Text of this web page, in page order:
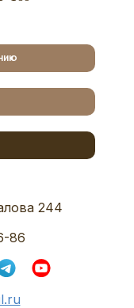
244
86